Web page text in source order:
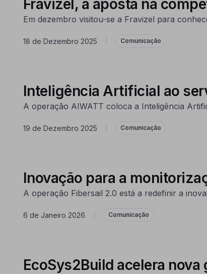
Fravizel, a aposta na
Em dezembro visitou-se a Fravizel para
18 de Dezembro 2025 Comunicação
Inteligência Artificial ao
A operação AIWATT coloca a Inteligência
19 de Dezembro 2025 Comunicação
Inovação para a
A operação Fibersail 2.0 está a redefinir a
6 de Janeiro 2026 Comunicação
EcoSys2Build acelera